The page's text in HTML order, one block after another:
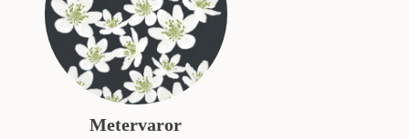
Metervaror